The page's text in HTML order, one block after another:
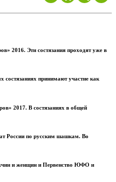
2016. Эти состязания проходят уже в
состязаниях принимают участие как
2017. В состязаниях в общей
России по русским шашкам. Во
и женщин и Первенство ЮФО и